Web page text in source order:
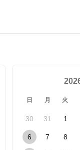
日 月 火
30 31 1
6 7 8